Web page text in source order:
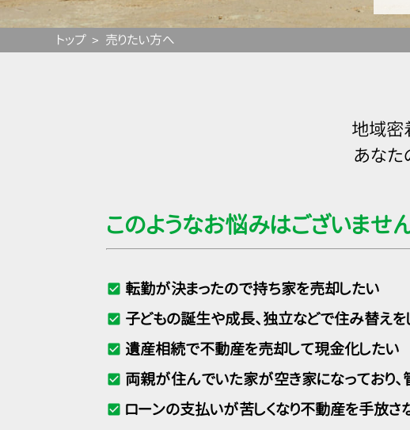
トップ 売りたい方へ
地域密
あなた
このようなお悩みはございませ
check_box 転勤が決まったので持ち家を売却したい
check_box 子どもの誕生や成長、独立などで住み替えを
check_box 遺産相続で不動産を売却して現金化したい
check_box 両親が住んでいた家が空き家になっており、
check_box ローンの支払いが苦しくなり不動産を手放さ